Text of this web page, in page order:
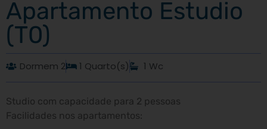
Apartamento Estudio
(T0)
Dormem 2 1 Quarto(s) 1 Wc
Studio com capacidade para 2 pessoas
Facilidades nos apartamentos: